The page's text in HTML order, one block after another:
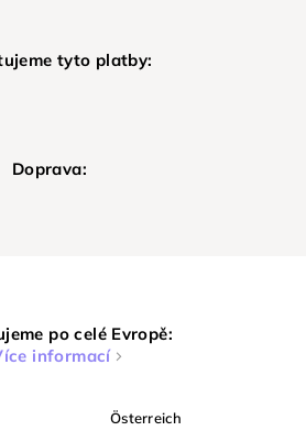
tyto platby:
Doprava:
po celé Evropě:
informací
Österreich